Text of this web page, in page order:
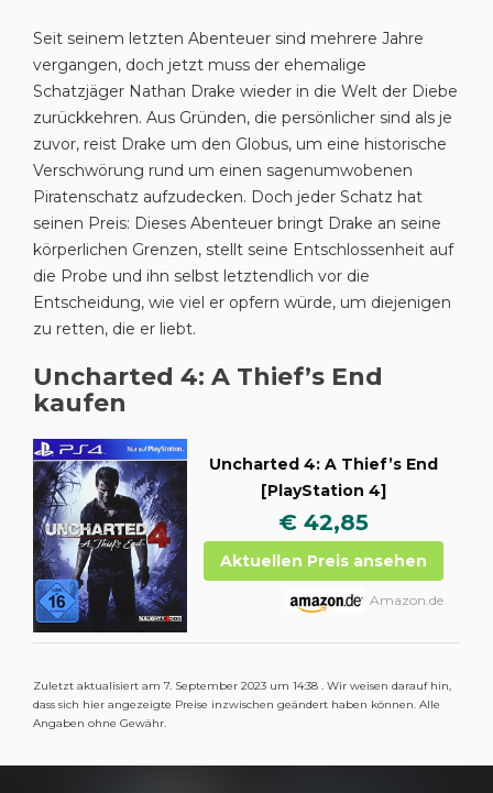
Seit seinem letzten Abenteuer sind mehrere Jahre
vergangen, doch jetzt muss der ehemalige
Schatzjäger Nathan Drake wieder in die Welt der Diebe
zurückkehren. Aus Gründen, die persönlicher sind als je
zuvor, reist Drake um den Globus, um eine historische
Verschwörung rund um einen sagenumwobenen
Piratenschatz aufzudecken. Doch jeder Schatz hat
seinen Preis: Dieses Abenteuer bringt Drake an seine
körperlichen Grenzen, stellt seine Entschlossenheit auf
die Probe und ihn selbst letztendlich vor die
Entscheidung, wie viel er opfern würde, um diejenigen
zu retten, die er liebt.
Uncharted 4: A Thief’s End
kaufen
Uncharted 4: A Thief’s End
[PlayStation 4]
€ 42,85
Aktuellen Preis ansehen
Amazon.de
Zuletzt aktualisiert am 7. September 2023 um 14:38 . Wir weisen darauf hin,
dass sich hier angezeigte Preise inzwischen geändert haben können. Alle
Angaben ohne Gewähr.